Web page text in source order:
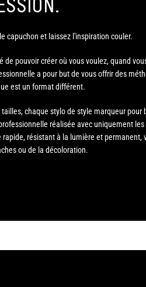
capuchon et laissez l'inspiration couler.
de pouvoir créer où vous voulez, quand
a pour but de vous offrir des
est un format différent.
chaque stylo de style marqueur pour
réalisée avec uniquement
résistant à la lumière et permanent,
ou de la décoloration.